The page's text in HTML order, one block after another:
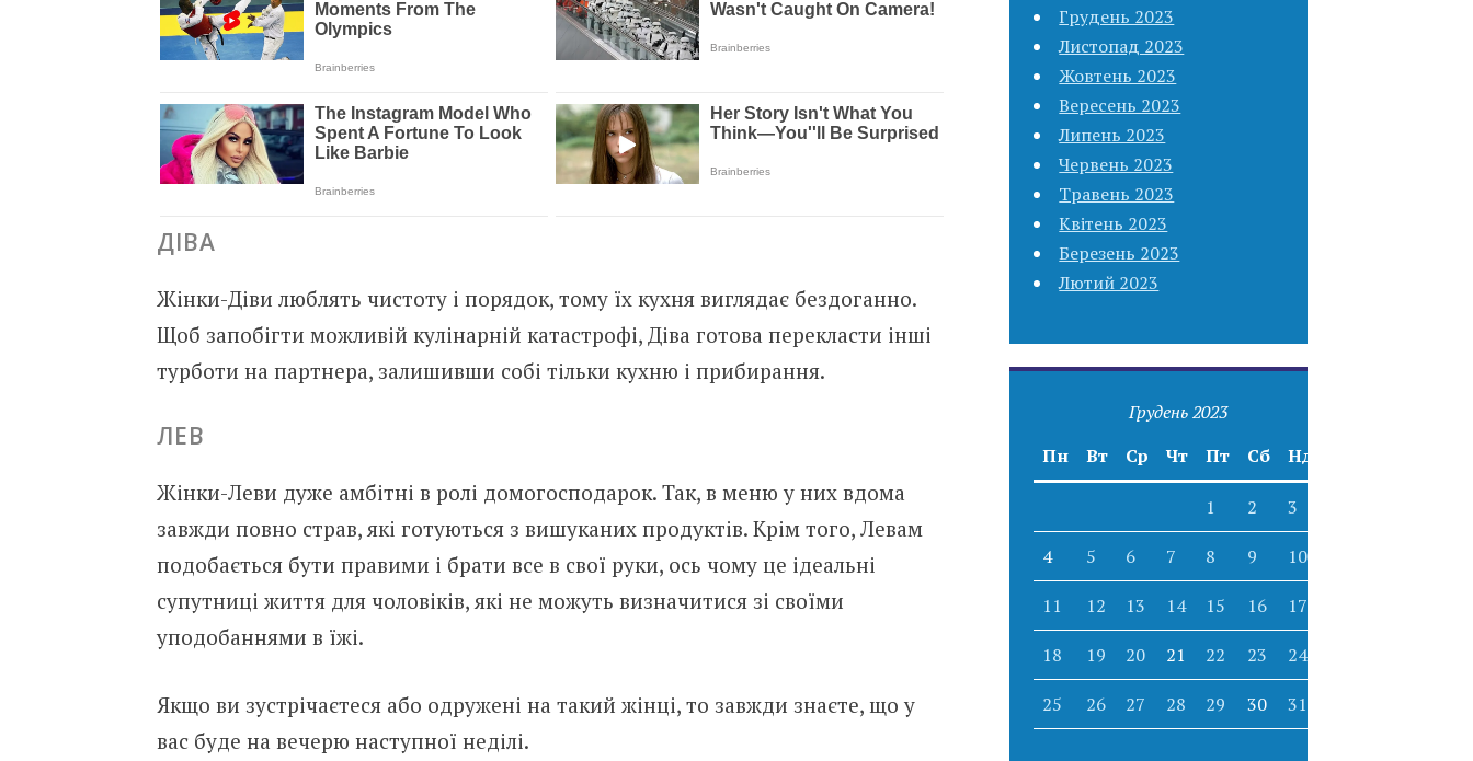
ДІВА
Жінки-Діви люблять чистоту і порядок, тому їх кухня виглядає бездоганно.
Щоб запобігти можливій кулінарній катастрофі, Діва готова перекласти інші
турботи на партнера, залишивши собі тільки кухню і прибирання.
ЛЕВ
Жінки-Леви дуже амбітні в ролі домогосподарок. Так, в меню у них вдома
завжди повно страв, які готуються з вишуканих продуктів. Крім того, Левам
подобається бути правими і брати все в свої руки, ось чому це ідеальні
супутниці життя для чоловіків, які не можуть визначитися зі своїми
уподобаннями в їжі.
Якщо ви зустрічаєтеся або одружені на такий жінці, то завжди знаєте, що у
вас буде на вечерю наступної неділі.
Грудень 2023
Листопад 2023
Жовтень 2023
Вересень 2023
Липень 2023
Червень 2023
Травень 2023
Квітень 2023
Березень 2023
Лютий 2023
Грудень 2023
Пн
Вт Ср Чт Пт Сб Нд
1 2 3
4 5 6 7 8 9 10
11 12 13 14 15 16 17
18 19 20 21 22 23 24
25 26 27 28 29 30 31